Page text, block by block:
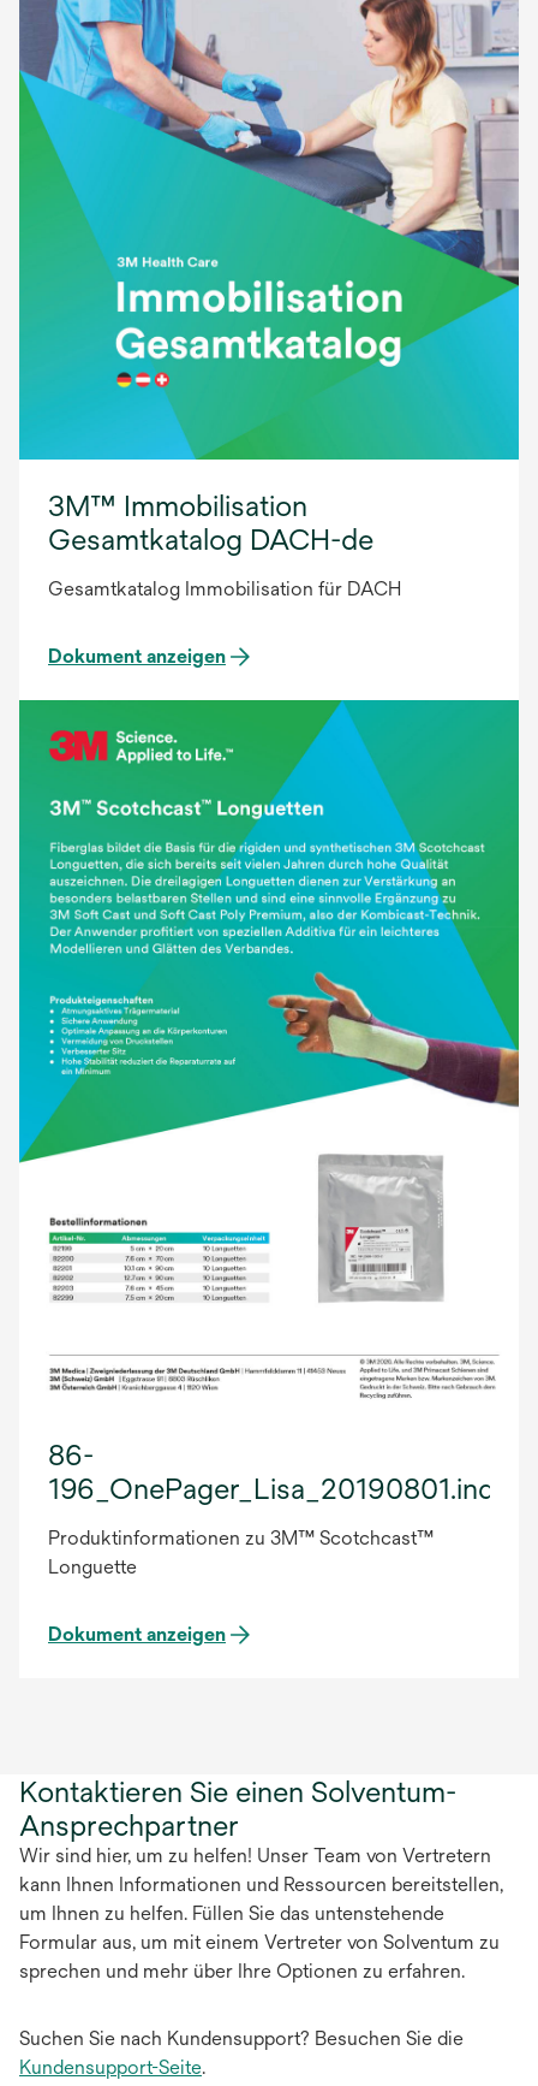
3M™ Immobilisation
Gesamtkatalog DACH-de
Gesamtkatalog Immobilisation für DACH
Dokument anzeigen
86-
196_OnePager_Lisa_20190801.indd
Produktinformationen zu 3M™ Scotchcast™
Longuette
Dokument anzeigen
Kontaktieren Sie einen Solventum-
Ansprechpartner
Wir sind hier, um zu helfen! Unser Team von Vertretern
kann Ihnen Informationen und Ressourcen bereitstellen,
um Ihnen zu helfen. Füllen Sie das untenstehende
Formular aus, um mit einem Vertreter von Solventum zu
sprechen und mehr über Ihre Optionen zu erfahren.
Suchen Sie nach Kundensupport? Besuchen Sie die
Kundensupport-Seite.